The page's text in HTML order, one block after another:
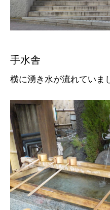
手水舎
横に湧き水が流れていま